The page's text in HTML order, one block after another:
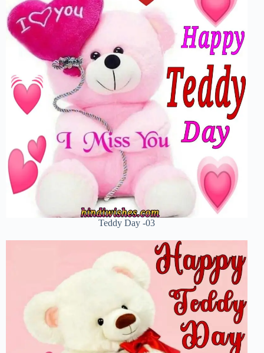
Teddy Day -03